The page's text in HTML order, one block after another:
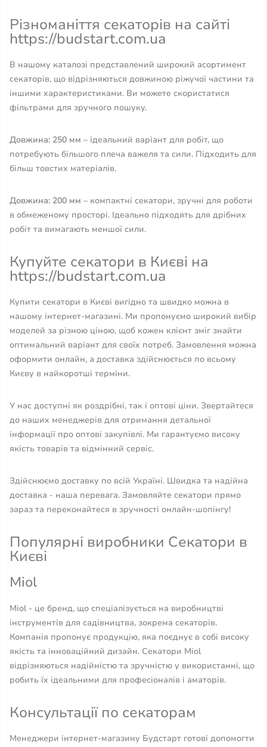
Різноманіття секаторів на сайті
https://budstart.com.ua
В нашому каталозі представлений широкий асортимент
секаторів, що відрізняються довжиною ріжучої частини та
іншими характеристиками. Ви можете скористатися
фільтрами для зручного пошуку.
Довжина: 250 мм – ідеальний варіант для робіт, що
потребують більшого плеча важеля та сили. Підходить для
більш товстих матеріалів.
Довжина: 200 мм – компактні секатори, зручні для роботи
в обмеженому просторі. Ідеально підходять для дрібних
робіт та вимагають меншої сили.
Купуйте секатори в Києві на
https://budstart.com.ua
Купити секатори в Києві вигідно та швидко можна в
нашому інтернет-магазині. Ми пропонуємо широкий вибір
моделей за різною ціною, щоб кожен клієнт зміг знайти
оптимальний варіант для своїх потреб. Замовлення можна
оформити онлайн, а доставка здійснюється по всьому
Києву в найкоротші терміни.
У нас доступні як роздрібні, так і оптові ціни. Звертайтеся
до наших менеджерів для отримання детальної
інформації про оптові закупівлі. Ми гарантуємо високу
якість товарів та відмінний сервіс.
Здійснюємо доставку по всій Україні. Швидка та надійна
доставка - наша перевага. Замовляйте секатори прямо
зараз та переконайтеся в зручності онлайн-шопінгу!
Популярні виробники Секатори в
Києві
Miol
Miol - це бренд, що спеціалізується на виробництві
інструментів для садівництва, зокрема секаторів.
Компанія пропонує продукцію, яка поєднує в собі високу
якість та інноваційний дизайн. Секатори Miol
відрізняються надійністю та зручністю у використанні, що
робить їх ідеальними для професіоналів і аматорів.
Консультації по секаторам
Менеджери інтернет-магазину Будстарт готові допомогти